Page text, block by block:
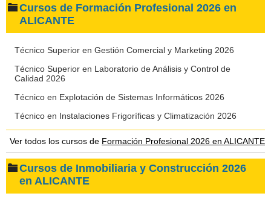
Cursos de Formación Profesional 2026 en
ALICANTE
Técnico Superior en Gestión Comercial y Marketing 2026
Técnico Superior en Laboratorio de Análisis y Control de
Calidad 2026
Técnico en Explotación de Sistemas Informáticos 2026
Técnico en Instalaciones Frigoríficas y Climatización 2026
Ver todos los cursos de Formación Profesional 2026 en ALICANTE
Cursos de Inmobiliaria y Construcción 2026
en ALICANTE